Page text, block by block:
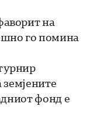
на
го помина
земјените
фонд е